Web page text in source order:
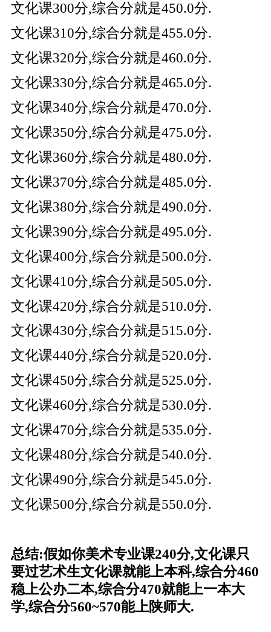
文化课300分,综合分就是450.0分.
文化课310分,综合分就是455.0分.
文化课320分,综合分就是460.0分.
文化课330分,综合分就是465.0分.
文化课340分,综合分就是470.0分.
文化课350分,综合分就是475.0分.
文化课360分,综合分就是480.0分.
文化课370分,综合分就是485.0分.
文化课380分,综合分就是490.0分.
文化课390分,综合分就是495.0分.
文化课400分,综合分就是500.0分.
文化课410分,综合分就是505.0分.
文化课420分,综合分就是510.0分.
文化课430分,综合分就是515.0分.
文化课440分,综合分就是520.0分.
文化课450分,综合分就是525.0分.
文化课460分,综合分就是530.0分.
文化课470分,综合分就是535.0分.
文化课480分,综合分就是540.0分.
文化课490分,综合分就是545.0分.
文化课500分,综合分就是550.0分.
总结:假如你美术专业课240分,文化课只
要过艺术生文化课就能上本科,综合分460
稳上公办二本,综合分470就能上一本大
学,综合分560~570能上陕师大.